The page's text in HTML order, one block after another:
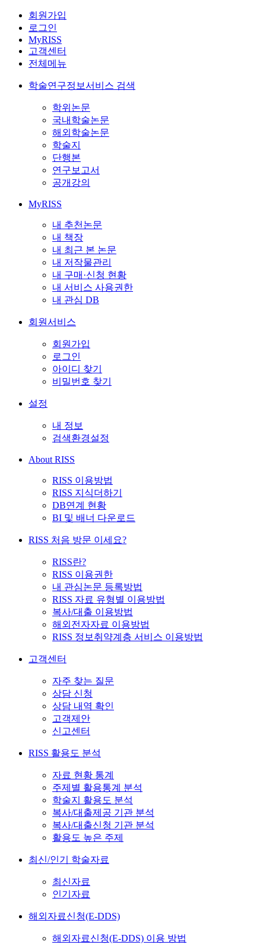
회원가입
로그인
MyRISS
고객센터
전체메뉴
학술연구정보서비스 검색
학위논문
국내학술논문
해외학술논문
학술지
단행본
연구보고서
공개강의
MyRISS
내 추천논문
내 책장
내 최근 본 논문
내 저작물관리
내 구매·신청 현황
내 서비스 사용권한
내 관심 DB
회원서비스
회원가입
로그인
아이디 찾기
비밀번호 찾기
설정
내 정보
검색환경설정
About RISS
RISS 이용방법
RISS 지식더하기
DB연계 현황
BI 및 배너 다운로드
RISS 처음 방문 이세요?
RISS란?
RISS 이용권한
내 관심논문 등록방법
RISS 자료 유형별 이용방법
복사/대출 이용방법
해외전자자료 이용방법
RISS 정보취약계층 서비스 이용방법
고객센터
자주 찾는 질문
상담 신청
상담 내역 확인
고객제안
신고센터
RISS 활용도 분석
자료 현황 통계
주제별 활용통계 분석
학술지 활용도 분석
복사/대출제공 기관 분석
복사/대출신청 기관 분석
활용도 높은 주제
최신/인기 학술자료
최신자료
인기자료
해외자료신청(E-DDS)
해외자료신청(E-DDS) 이용 방법